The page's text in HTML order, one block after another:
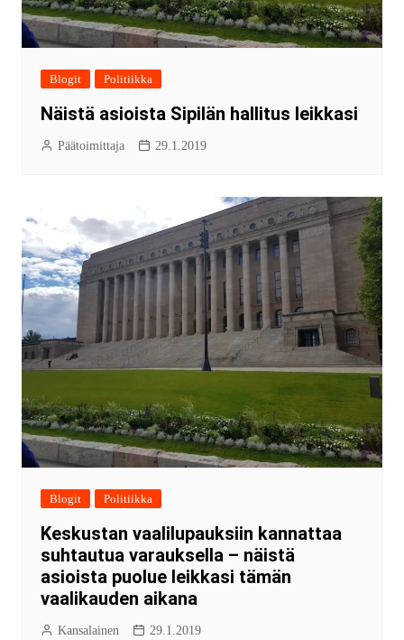
Blogit Politiikka
Näistä asioista Sipilän hallitus leikkasi
Päätoimittaja 29.1.2019
Blogit Politiikka
Keskustan vaalilupauksiin kannattaa
suhtautua varauksella – näistä
asioista puolue leikkasi tämän
vaalikauden aikana
Kansalainen 29.1.2019